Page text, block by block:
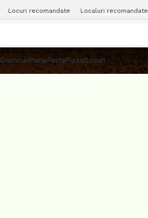
Locuri recomandate Localuri recomandate
GarnituriPainePastePizzaSosuri